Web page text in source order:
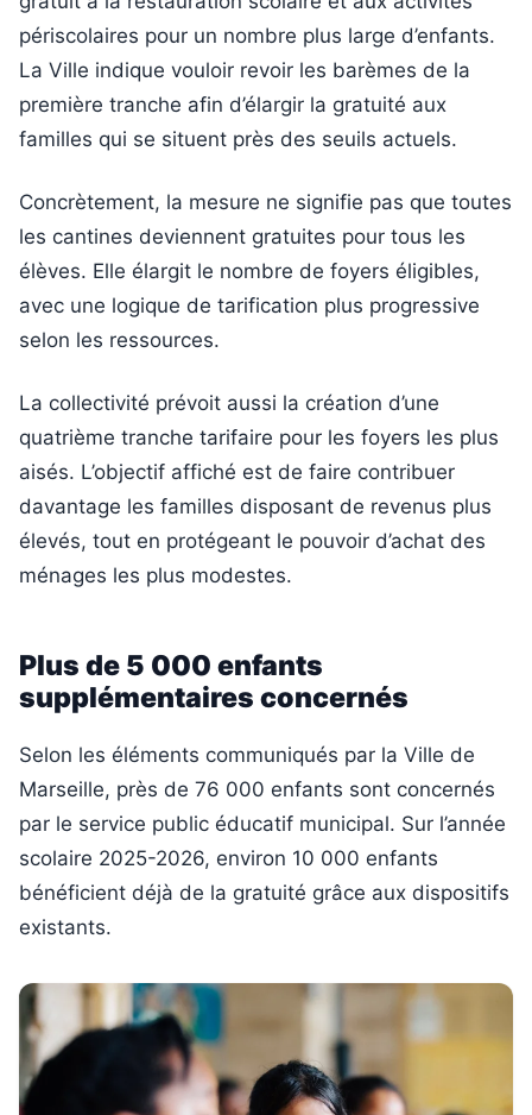
périscolaires pour un nombre plus large d’enfants.
La Ville indique vouloir revoir les barèmes de la
première tranche afin d’élargir la gratuité aux
familles qui se situent près des seuils actuels.
Concrètement, la mesure ne signifie pas que toutes
les cantines deviennent gratuites pour tous les
élèves. Elle élargit le nombre de foyers éligibles,
avec une logique de tarification plus progressive
selon les ressources.
La collectivité prévoit aussi la création d’une
quatrième tranche tarifaire pour les foyers les plus
aisés. L’objectif affiché est de faire contribuer
davantage les familles disposant de revenus plus
élevés, tout en protégeant le pouvoir d’achat des
ménages les plus modestes.
Plus de 5 000 enfants
supplémentaires concernés
Selon les éléments communiqués par la Ville de
Marseille, près de 76 000 enfants sont concernés
par le service public éducatif municipal. Sur l’année
scolaire 2025-2026, environ 10 000 enfants
bénéficient déjà de la gratuité grâce aux dispositifs
existants.